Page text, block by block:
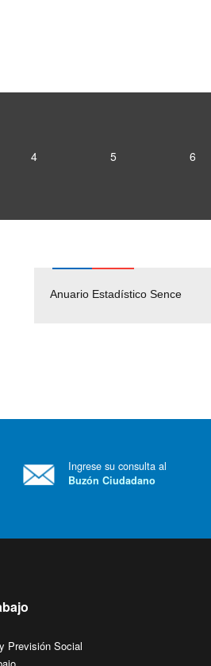
4 5 6
Anuario Estadístico Sence
Solicitud Audiencias y
Ingrese su consulta al
Buzón Ciudadano
Previsión Social